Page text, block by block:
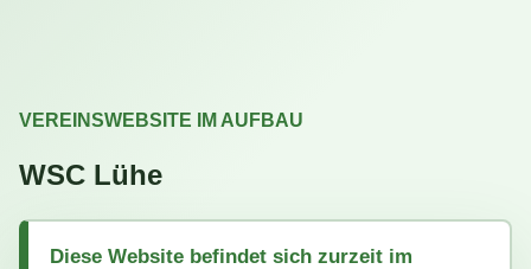
VEREINSWEBSITE IM AUFBAU
WSC Lühe
Diese Website befindet sich zurzeit im